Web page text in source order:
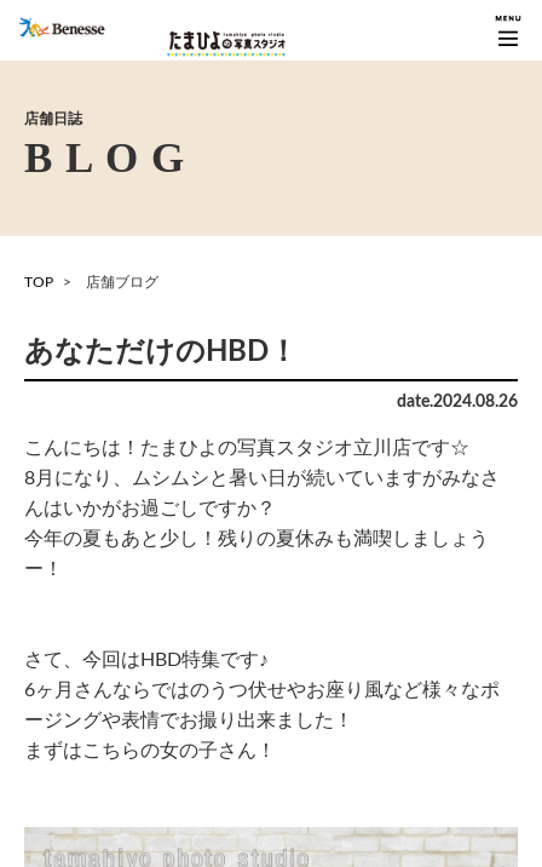
店舗日誌
TOP 店舗ブログ
あなただけのHBD！
date.2024.08.26
こんにちは！たまひよの写真スタジオ立川店です☆
8月になり、ムシムシと暑い日が続いていますがみなさ
んはいかがお過ごしですか？
今年の夏もあと少し！残りの夏休みも満喫しましょう
ー！
さて、今回はHBD特集です♪
6ヶ月さんならではのうつ伏せやお座り風など様々なポ
ージングや表情でお撮り出来ました！
まずはこちらの女の子さん！